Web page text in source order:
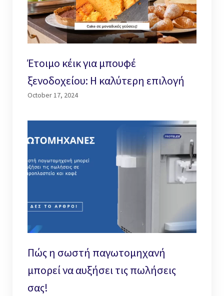
Έτοιμο κέικ για μπουφέ
ξενοδοχείου: Η καλύτερη επιλογή
October 17, 2024
Πώς η σωστή παγωτομηχανή
μπορεί να αυξήσει τις πωλήσεις
σας!